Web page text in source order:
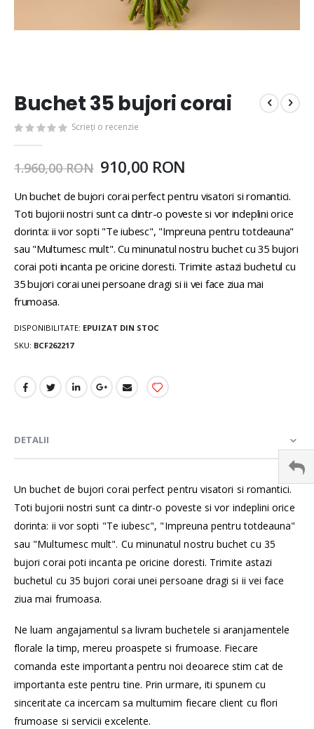
Buchet 35 bujori corai
Scrieți o recenzie
1.960,00 RON 910,00 RON
Un buchet de bujori corai perfect pentru visatori si romantici.
Toti bujorii nostri sunt ca dintr-o poveste si vor indeplini orice
dorinta: ii vor sopti "Te iubesc", "Impreuna pentru totdeauna"
sau "Multumesc mult". Cu minunatul nostru buchet cu 35 bujori
corai poti incanta pe oricine doresti. Trimite astazi buchetul cu
35 bujori corai unei persoane dragi si ii vei face ziua mai
frumoasa.
DISPONIBILITATE: EPUIZAT DIN STOC
SKU BCF262217
DETALII
Un buchet de bujori corai perfect pentru visatori si romantici.
Toti bujorii nostri sunt ca dintr-o poveste si vor indeplini orice
dorinta: ii vor sopti "Te iubesc", "Impreuna pentru totdeauna"
sau "Multumesc mult". Cu minunatul nostru buchet cu 35
bujori corai poti incanta pe oricine doresti. Trimite astazi
buchetul cu 35 bujori corai unei persoane dragi si ii vei face
ziua mai frumoasa.
Ne luam angajamentul sa livram buchetele si aranjamentele
florale la timp, mereu proaspete si frumoase. Fiecare
comanda este importanta pentru noi deoarece stim cat de
importanta este pentru tine. Prin urmare, iti spunem cu
sinceritate ca incercam sa multumim fiecare client cu flori
frumoase si servicii excelente.